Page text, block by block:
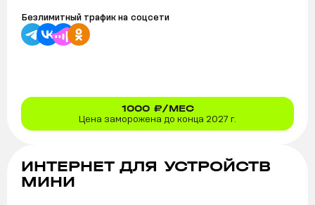
Безлимитный трафик на соцсети
1000 ₽/МЕС
Цена заморожена до конца 2027 г.
ИНТЕРНЕТ ДЛЯ УСТРОЙСТВ
МИНИ